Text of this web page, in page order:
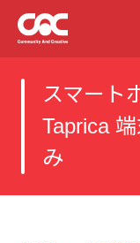
スマート
Taprica
み